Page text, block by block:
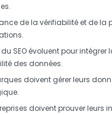
de la vérifiabilité et de la
du SEO évoluent pour intégrer
des données.
doivent gérer leurs
.
doivent prouver leurs